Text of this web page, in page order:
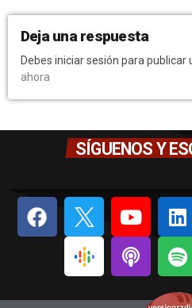
Deja una respuesta
Debes iniciar sesión para publicar
ahora
SÍGUENOS Y